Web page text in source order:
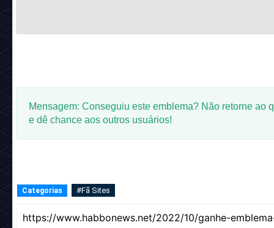
Mensagem: Conseguiu este emblema? Não retorne ao
e dê chance aos outros usuários!
Categorias #Fã Sites